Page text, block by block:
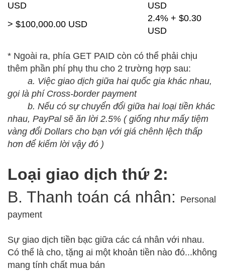
USD
USD
> $100,000.00 USD
2.4% + $0.30
USD
* Ngoài ra, phía GET PAID còn có thể phải chịu
thêm phần phí phụ thu cho 2 trường hợp sau:
a. Việc giao dịch giữa hai quốc gia khác nhau,
gọi là phí Cross-border payment
b. Nếu có sự chuyển đổi giữa hai loại tiền khác
nhau, PayPal sẽ ăn lời 2.5% ( giống như mấy tiệm
vàng đổi Dollars cho bạn với giá chênh lệch thấp
hơn để kiếm lời vậy đó )
Loại giao dịch thứ 2:
B. Thanh toán cá nhân:
Personal
payment
Sự giao dịch tiền bạc giữa các cá nhân với nhau.
Có thể là cho, tặng ai một khoản tiền nào đó...không
mang tính chất mua bán